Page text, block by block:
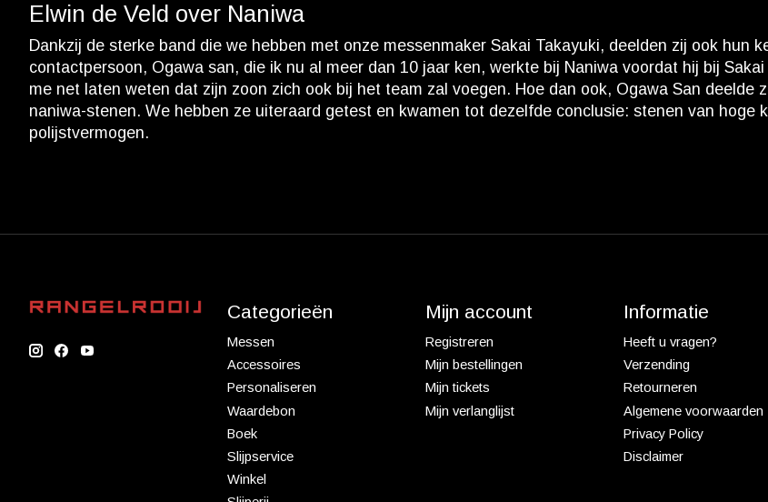
Elwin de Veld over Naniwa
Dankzij de sterke band die we hebben met onze messenmaker Sakai Takayuki, deelden zij ook hun
contactpersoon, Ogawa san, die ik nu al meer dan 10 jaar ken, werkte bij Naniwa voordat hij bij
me net laten weten dat zijn zoon zich ook bij het team zal voegen. Hoe dan ook, Ogawa San deelde
naniwa-stenen. We hebben ze uiteraard getest en kwamen tot dezelfde conclusie: stenen van
polijstvermogen.
Categorieën
Messen
Accessoires
Personaliseren
Waardebon
Boek
Slijpservice
Winkel
Mijn account
Registreren
Mijn bestellingen
Mijn tickets
Mijn verlanglijst
Informatie
Heeft u vragen?
Verzending
Retourneren
Algemene voorwaarden
Privacy Policy
Disclaimer